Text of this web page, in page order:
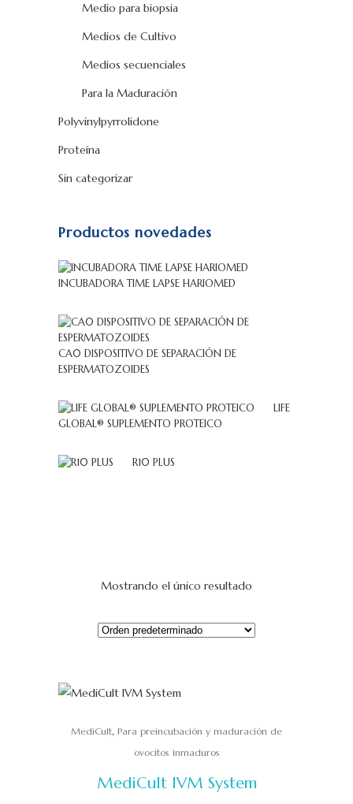
Medio para biopsia
Medios de Cultivo
Medios secuenciales
Para la Maduración
Polyvinylpyrrolidone
Proteína
Sin categorizar
Productos novedades
INCUBADORA TIME LAPSE HARIOMED
CA0 DISPOSITIVO DE SEPARACIÓN DE
ESPERMATOZOIDES
LIFE
GLOBAL® SUPLEMENTO PROTEICO
R10 PLUS
Mostrando el único resultado
MediCult, Para preincubación y maduración de
ovocitos inmaduros
MediCult IVM System